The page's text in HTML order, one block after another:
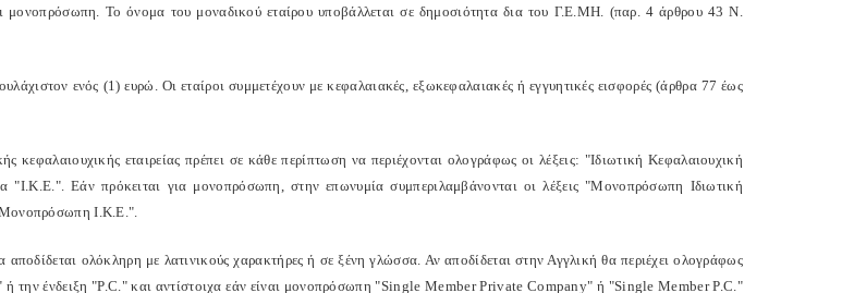
μονοπρόσωπη. Το όνομα του μοναδικού εταίρου υποβάλλεται σε δημοσιότητα δια του Γ.Ε.ΜΗ. (παρ. 4 άρθρου 43 Ν.
ενός (1) ευρώ. Οι εταίροι συμμετέχουν με κεφαλαιακές, εξωκεφαλαιακές ή εγγυητικές εισφορές (άρθρα 77 έως
κεφαλαιουχικής εταιρείας πρέπει σε κάθε περίπτωση να περιέχονται ολογράφως οι λέξεις: "Ιδιωτική Κεφαλαιουχική
"Ι.Κ.Ε.". Εάν πρόκειται για μονοπρόσωπη, στην επωνυμία συμπεριλαμβάνονται οι λέξεις "Μονοπρόσωπη Ιδιωτική
Ι.Κ.Ε.".
ολόκληρη με λατινικούς χαρακτήρες ή σε ξένη γλώσσα. Αν αποδίδεται στην Αγγλική θα περιέχει ολογράφως
ή την ένδειξη "P.C." και αντίστοιχα εάν είναι μονοπρόσωπη "Single Member Private Company" ή "Single Member P.C."